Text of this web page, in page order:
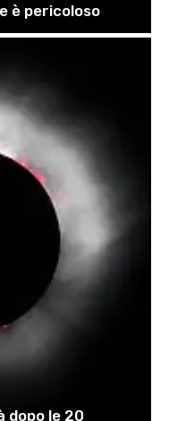
è pericoloso
dopo le 20